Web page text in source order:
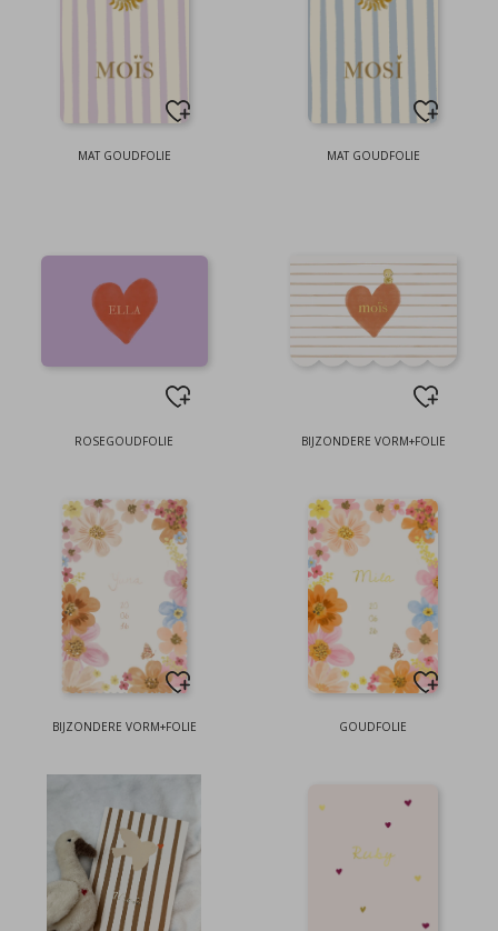
MAT GOUDFOLIE MAT GOUDFOLIE
ROSEGOUDFOLIE BIJZONDERE VORM+FOLIE
BIJZONDERE VORM+FOLIE GOUDFOLIE